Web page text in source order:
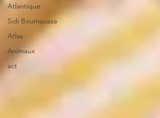
Atlantique
Sidi Boumoussa
Atlas
Animaux
act